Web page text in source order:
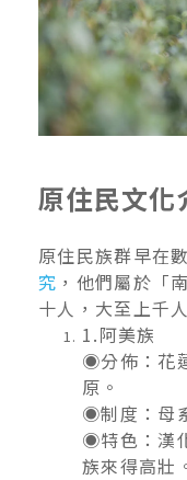
原住民文化
原住民族群早在
究 ，他們屬於「
十人，大至上千
1.阿美族
◉分佈：花
原。
◉制度：母
◉特色：漢
族來得高壯